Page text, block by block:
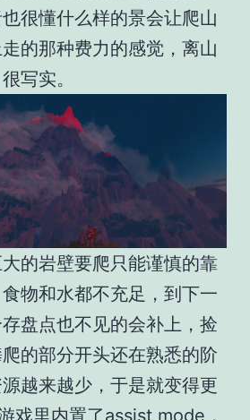
很懂什么样的景会让爬山
的那种费力的感觉，离山
写实。
的岩壁要爬只能谨慎的靠
物和水都不充足，到下一
盘点也不见的会补上，捡
的部分开头还在熟悉的阶
越来越少，于是就变得更
戏里内置了assist mode，